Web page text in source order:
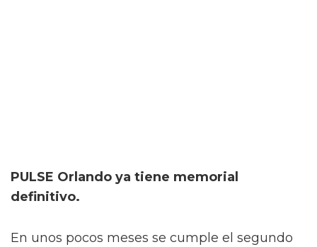
PULSE Orlando ya tiene memorial
definitivo.
En unos pocos meses se cumple el segundo